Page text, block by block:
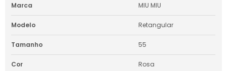
Marca MIU MIU
Modelo Retangular
Tamanho 55
Cor Rosa